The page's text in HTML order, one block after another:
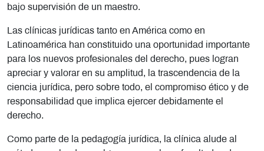
bajo supervisión de un maestro.
Las clínicas jurídicas tanto en América como en
Latinoamérica han constituido una oportunidad importante
para los nuevos profesionales del derecho, pues logran
apreciar y valorar en su amplitud, la trascendencia de la
ciencia jurídica, pero sobre todo, el compromiso ético y de
responsabilidad que implica ejercer debidamente el
derecho.
Como parte de la pedagogía jurídica, la clínica alude al